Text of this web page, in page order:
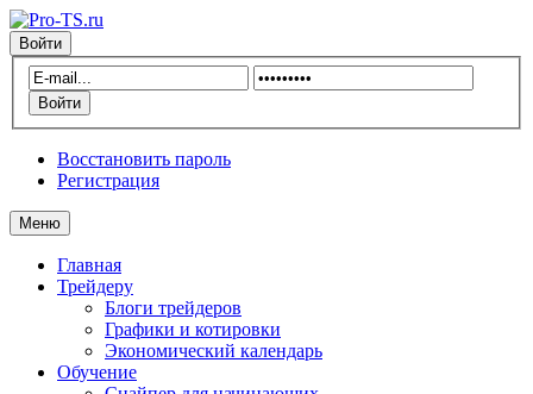
Войти
Восстановить пароль
Регистрация
Меню
Главная
Трейдеру
Блоги трейдеров
Графики и котировки
Экономический календарь
Обучение